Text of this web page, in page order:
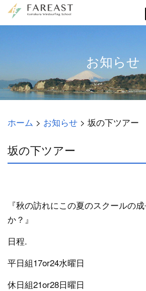
お知らせ
ホーム > お知らせ > 坂の下ツアー
坂の下ツアー
『秋の訪れにこの夏のスクールの
か？』
日程.
平日組17or24水曜日
休日組21or28日曜日